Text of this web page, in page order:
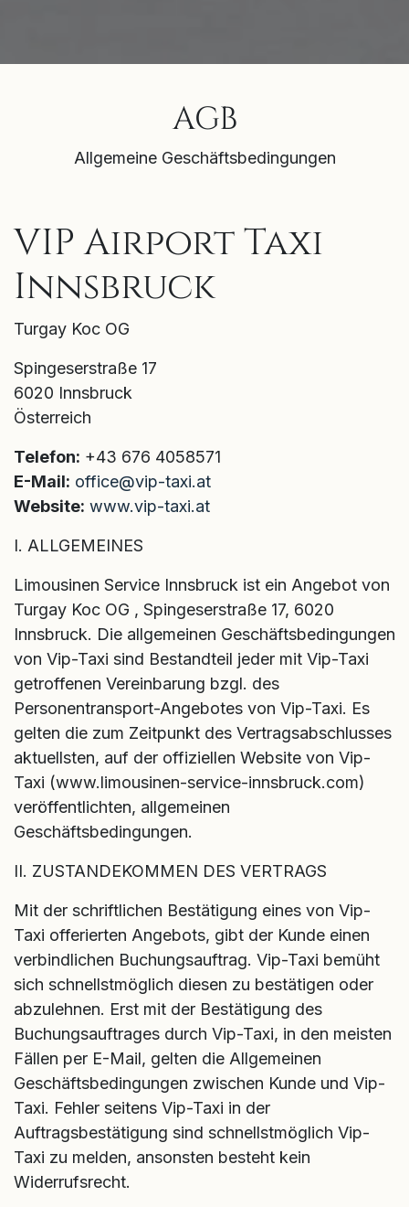
AGB
Allgemeine Geschäftsbedingungen
VIP Airport Taxi
Innsbruck
Turgay Koc OG
Spingeserstraße 17
6020 Innsbruck
Österreich
Telefon: +43 676 4058571
E-Mail: office@vip-taxi.at
Website: www.vip-taxi.at
I. ALLGEMEINES
Limousinen Service Innsbruck ist ein Angebot von
Turgay Koc OG , Spingeserstraße 17, 6020
Innsbruck. Die allgemeinen Geschäftsbedingungen
von Vip-Taxi sind Bestandteil jeder mit Vip-Taxi
getroffenen Vereinbarung bzgl. des
Personentransport-Angebotes von Vip-Taxi. Es
gelten die zum Zeitpunkt des Vertragsabschlusses
aktuellsten, auf der offiziellen Website von Vip-
Taxi (www.limousinen-service-innsbruck.com)
veröffentlichten, allgemeinen
Geschäftsbedingungen.
II. ZUSTANDEKOMMEN DES VERTRAGS
Mit der schriftlichen Bestätigung eines von Vip-
Taxi offerierten Angebots, gibt der Kunde einen
verbindlichen Buchungsauftrag. Vip-Taxi bemüht
sich schnellstmöglich diesen zu bestätigen oder
abzulehnen. Erst mit der Bestätigung des
Buchungsauftrages durch Vip-Taxi, in den meisten
Fällen per E-Mail, gelten die Allgemeinen
Geschäftsbedingungen zwischen Kunde und Vip-
Taxi. Fehler seitens Vip-Taxi in der
Auftragsbestätigung sind schnellstmöglich Vip-
Taxi zu melden, ansonsten besteht kein
Widerrufsrecht.